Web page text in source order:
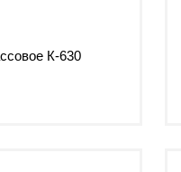
К-630